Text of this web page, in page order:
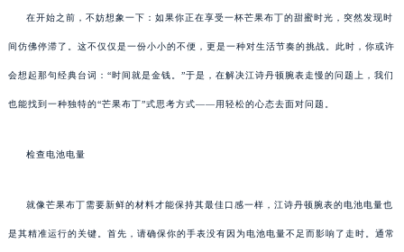
在开始之前，不妨想象一下：如果你正在享受一杯芒果布丁的甜蜜时光，突然发现时
间仿佛停滞了。这不仅仅是一份小小的不便，更是一种对生活节奏的挑战。此时，你或许
会想起那句经典台词：“时间就是金钱。”于是，在解决江诗丹顿腕表走慢的问题上，我们
也能找到一种独特的“芒果布丁”式思考方式——用轻松的心态去面对问题。
检查电池电量
就像芒果布丁需要新鲜的材料才能保持其最佳口感一样，江诗丹顿腕表的电池电量也
是其精准运行的关键。首先，请确保你的手表没有因为电池电量不足而影响了走时。通常